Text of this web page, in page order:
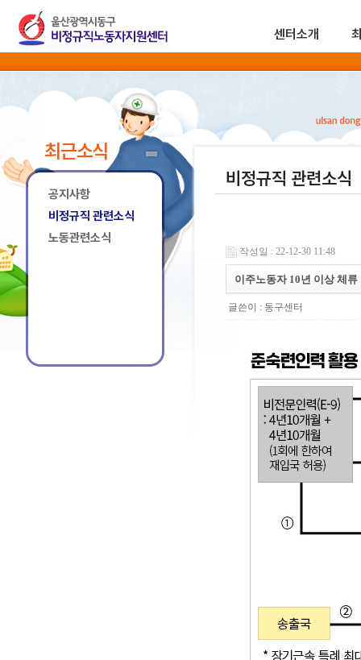
센터소개
최근소식
공지사항
비정규직 관련소식
노동관련소식
비정규직 관련소식
작성일 : 22-12-30 11:48
이주노동자 10년 이상 체
글쓴이 : 동구센터